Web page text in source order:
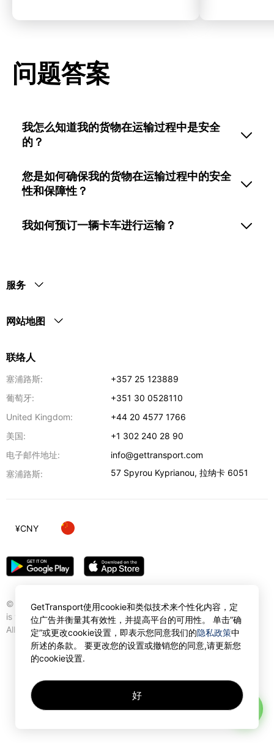
问题答案
我怎么知道我的货物在运输过程中是安全
的？
您是如何确保我的货物在运输过程中的安全
性和保障性？
我如何预订一辆卡车进行运输？
服务
网站地图
联络人
塞浦路斯:
+357 25 123889
葡萄牙:
+351 30 0528110
United Kingdom:
+44 20 4577 1766
美国:
+1 302 240 28 90
电子邮件地址:
info@gettransport.com
塞浦路斯:
57 Spyrou Kyprianou,拉纳卡 6051
© Gettransport International Limited. GetTransport®
is trademark of Gettransport International Limited.
All rights reserved.
¥CNY
GetTransport使用cookie和类似技术来个性化内容，定
位广告并衡量其有效性，并提高平台的可用性。 单击”确
定”或更改cookie设置，即表示您同意我们的隐私政策中
所述的条款。 要更改您的设置或撤销您的同意,请更新您
的cookie设置.
好
AI